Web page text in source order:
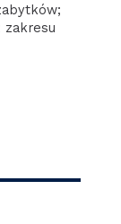
zakresu